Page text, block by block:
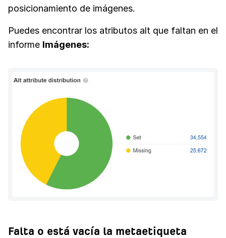
posicionamiento de imágenes.
Puedes encontrar los atributos alt que faltan en el
informe Imágenes:
Falta o está vacía la metaetiqueta